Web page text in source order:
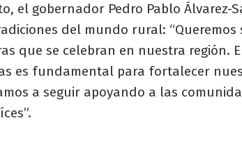
el gobernador Pedro Pablo Álvarez-
del mundo rural: “Queremos
que se celebran en nuestra región.
es fundamental para fortalecer
a seguir apoyando a las